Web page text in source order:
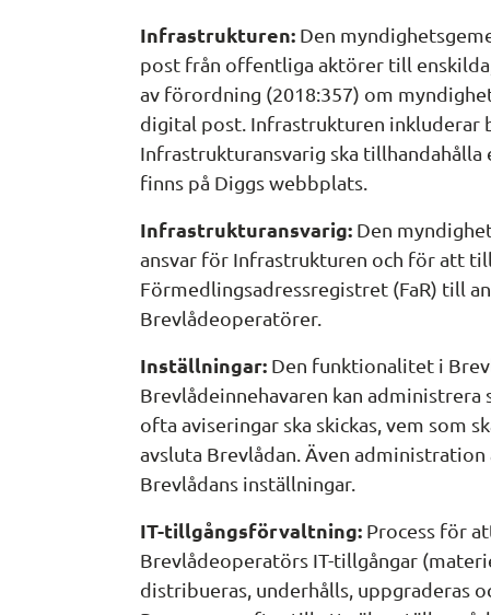
Infrastrukturen: Den
post från offentliga aktörer till
av förordning (2018:357) om
digital post. Infrastrukturen inkluderar
Infrastrukturansvarig ska
finns på Diggs webbplats.
Infrastrukturansvarig: Den
ansvar för Infrastrukturen och för att
Förmedlingsadressregistret (FaR) till
Brevlådeoperatörer.
Inställningar: Den funktionalitet i
Brevlådeinnehavaren kan administrera
ofta aviseringar ska skickas, vem som
avsluta Brevlådan. Även
Brevlådans inställningar.
IT-tillgångsförvaltning: Process för
Brevlådeoperatörs IT-tillgångar
distribueras, underhålls, uppgraderas